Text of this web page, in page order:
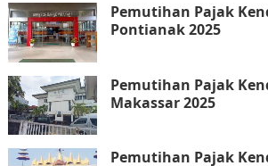
Pemutihan Pajak
Pontianak 2025
Pemutihan Pajak
Makassar 2025
Pemutihan Pajak